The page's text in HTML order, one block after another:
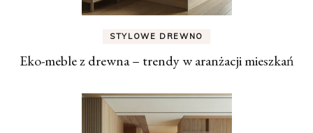
STYLOWE DREWNO
Eko-meble z drewna – trendy w aranżacji mieszkań